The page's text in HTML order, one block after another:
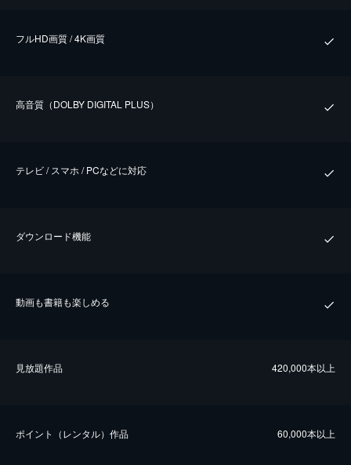
フルHD画質 / 4K画質
⾼⾳質（DOLBY DIGITAL PLUS）
テレビ / スマホ / PCなどに対応
ダウンロード機能
動画も書籍も楽しめる
⾒放題作品 420,000本以上
ポイント（レンタル）作品 60,000本以上